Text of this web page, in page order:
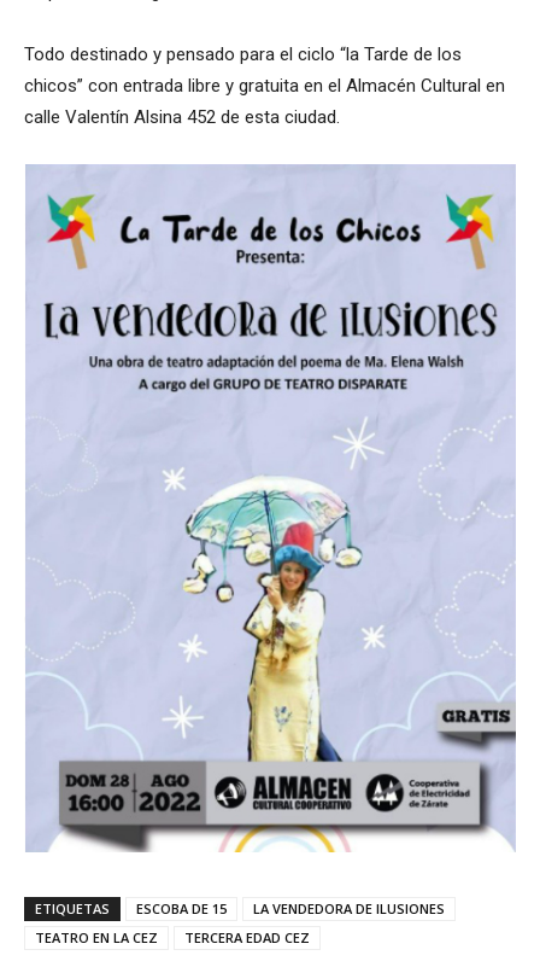
Todo destinado y pensado para el ciclo “la Tarde de los
chicos” con entrada libre y gratuita en el Almacén Cultural en
calle Valentín Alsina 452 de esta ciudad.
ETIQUETAS ESCOBA DE 15
LA VENDEDORA DE ILUSIONES
TEATRO EN LA CEZ
TERCERA EDAD CEZ